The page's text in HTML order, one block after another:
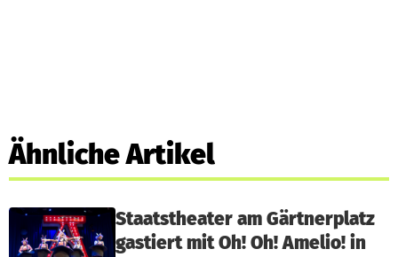
Ähnliche Artikel
Staatstheater am Gärtnerplatz
gastiert mit Oh! Oh! Amelio! in